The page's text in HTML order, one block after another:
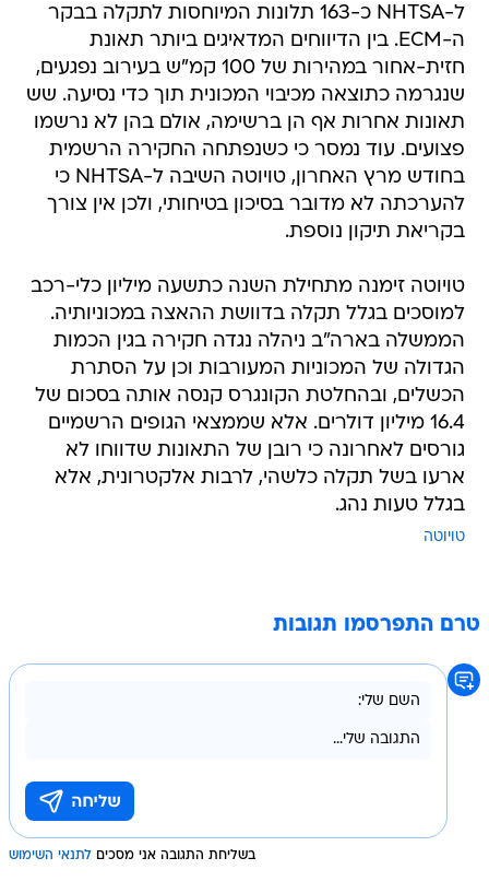
ל-NHTSA כ-163 תלונות המיוחסות לתקלה בבקר
ה-ECM. בין הדיווחים המדאיגים ביותר תאונת
חזית-אחור במהירות של 100 קמ"ש בעירוב נפגעים,
שנגרמה כתוצאה מכיבוי המכונית תוך כדי נסיעה. שש
תאונות אחרות אף הן ברשימה, אולם בהן לא נרשמו
פצועים. עוד נמסר כי כשנפתחה החקירה הרשמית
בחודש מרץ האחרון, טויוטה השיבה ל-NHTSA כי
להערכתה לא מדובר בסיכון בטיחותי, ולכן אין צורך
בקריאת תיקון נוספת.
טויוטה זימנה מתחילת השנה כתשעה מיליון כלי-רכב
למוסכים בגלל תקלה בדוושת ההאצה במכוניותיה.
הממשלה בארה"ב ניהלה נגדה חקירה בגין הכמות
הגדולה של המכוניות המעורבות וכן על הסתרת
הכשלים, ובהחלטת הקונגרס קנסה אותה בסכום של
16.4 מיליון דולרים. אלא שממצאי הגופים הרשמיים
גורסים לאחרונה כי רובן של התאונות שדווחו לא
ארעו בשל תקלה כלשהי, לרבות אלקטרונית, אלא
בגלל טעות נהג.
טויוטה
טרם התפרסמו תגובות
בשליחת התגובה אני מסכים לתנאי השימוש